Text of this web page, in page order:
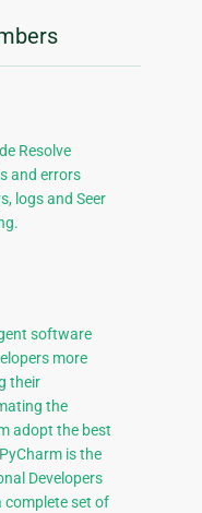
Resolve
and errors
logs and Seer
software
more
their
the
adopt the best
is the
Developers
complete set of